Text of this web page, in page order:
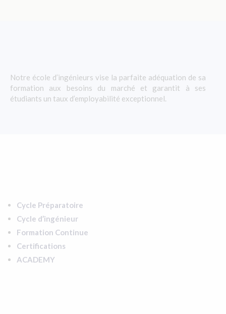
Notre école d’ingénieurs vise la parfaite adéquation de sa
formation aux besoins du marché et garantit à ses
étudiants un taux d’employabilité exceptionnel.
Cycle Préparatoire
Cycle d’ingénieur
Formation Continue
Certifications
ACADEMY